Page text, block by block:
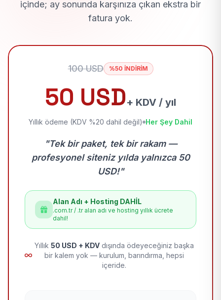
içinde; ay sonunda karşınıza çıkan ekstra bir
fatura yok.
100 USD %50 İNDİRİM
50 USD+ KDV / yıl
Yıllık ödeme (KDV %20 dahil değil) Her Şey Dahil
"Tek bir paket, tek bir rakam —
profesyonel siteniz yılda yalnızca 50
USD!"
Alan Adı + Hosting DAHİL
.com.tr / .tr alan adı ve hosting yıllık ücrete
dahil!
Yıllık 50 USD + KDV dışında ödeyeceğiniz başka
bir kalem yok — kurulum, barındırma, hepsi
içeride.